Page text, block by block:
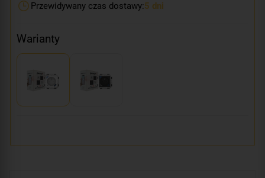
Przewidywany czas dostawy:5 dni
Warianty